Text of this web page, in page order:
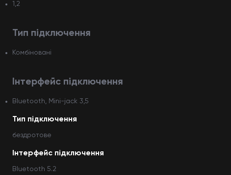
1,2
Тип підключення
Комбіновані
Інтерфейс підключення
Bluetooth, Mini-jack 3,5
Тип підключення
бездротове
Інтерфейс підключення
Bluetooth 5.2